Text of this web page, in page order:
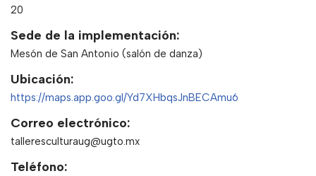
20
Sede de la implementación:
Mesón de San Antonio (salón de danza)
Ubicación:
https://maps.app.goo.gl/Yd7XHbqsJnBECAmu6
Correo electrónico:
talleresculturaug@ugto.mx
Teléfono: